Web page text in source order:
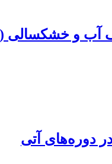
آب و